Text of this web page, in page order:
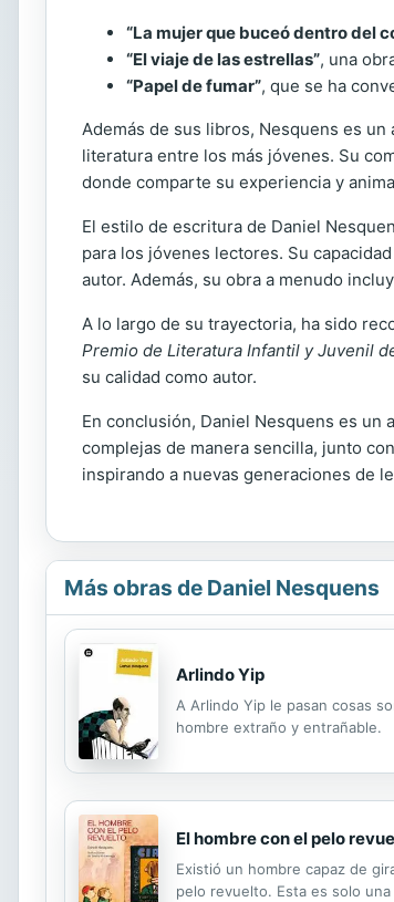
“La mujer que buceó dentro del
“El viaje de las estrellas”, una
“Papel de fumar”, que se ha
Además de sus libros, Nesquens es
literatura entre los más jóvenes. Su
donde comparte su experiencia y
El estilo de escritura de Daniel
para los jóvenes lectores. Su
autor. Además, su obra a menudo
A lo largo de su trayectoria, ha sido
Premio de Literatura Infantil y Juvenil
su calidad como autor.
En conclusión, Daniel Nesquens es un
complejas de manera sencilla, junto
inspirando a nuevas generaciones de
Más obras de Daniel Nesquens
Arlindo Yip
A Arlindo Yip le pasan cosas
hombre extraño y entrañable.
El hombre con el pelo
Existió un hombre capaz de
pelo revuelto. Esta es solo